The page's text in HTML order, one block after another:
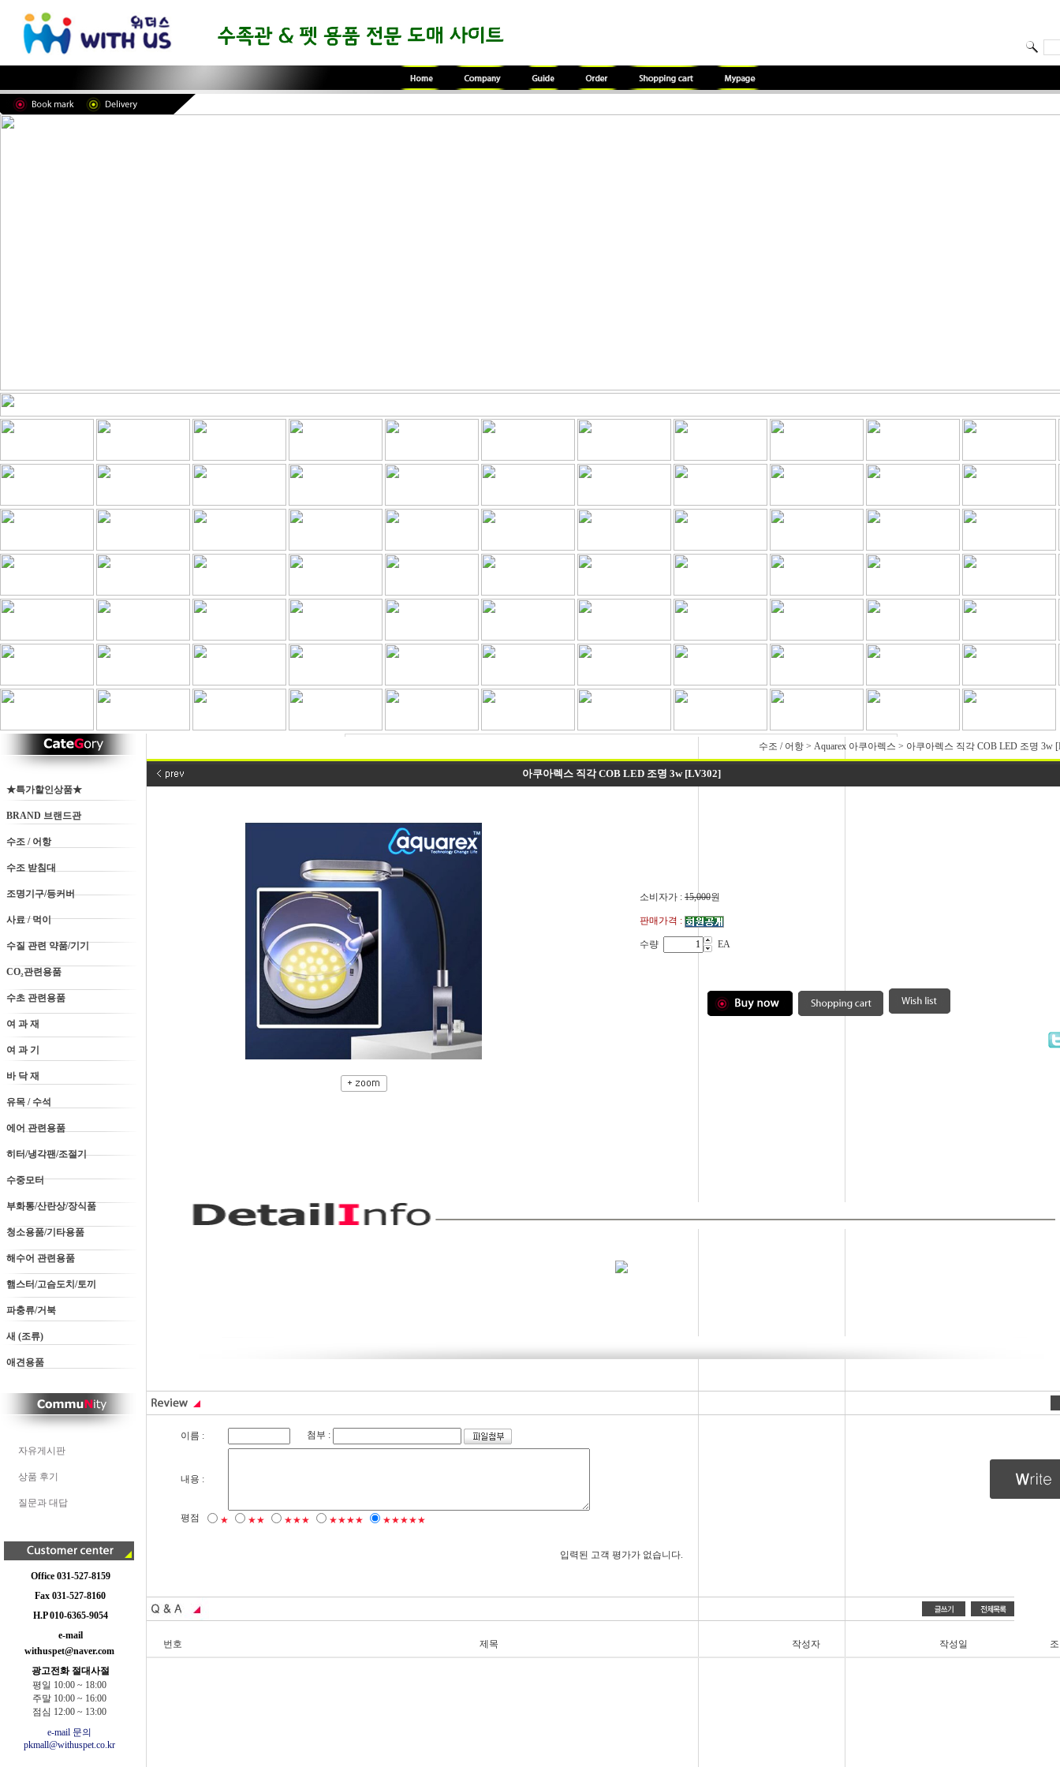
★특가할인상품★
BRAND 브랜드관
수조 / 어항
수조 받침대
조명기구/등커버
사료 / 먹이
수질 관련 약품/기기
CO₂관련용품
수초 관련용품
여 과 재
여 과 기
바 닥 재
유목 / 수석
에어 관련용품
히터/냉각팬/조절기
수중모터
부화통/산란상/장식품
청소용품/기타용품
해수어 관련용품
햄스터/고슴도치/토끼
파충류/거북
새 (조류)
애견용품
자유게시판
상품 후기
질문과 대답
Office 031-527-8159
Fax 031-527-8160
H.P 010-6365-9054
e-mail
withuspet@naver.com
광고전화 절대사절
평일 10:00 ~ 18:00
주말 10:00 ~ 16:00
점심 12:00 ~ 13:00
e-mail 문의
pkmall@withuspet.co.kr
수조 / 어항 > Aquarex 아쿠아렉스 > 아쿠아렉스 직각 COB LED 조명 3w
아쿠아렉스 직각 COB LED 조명 3w [LV302]
소비자가 : 15,000원
판매가격 :
수량 EA
이름 : 첨부 :
내용 :
평점 ★ ★★ ★★★ ★★★★ ★★★★★
입력된 고객 평가가 없습니다.
번호 제목 작성자 작성일